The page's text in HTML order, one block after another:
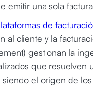
emitir una sola
de
al cliente y la
gestionan la
que resuelven
siendo el origen de